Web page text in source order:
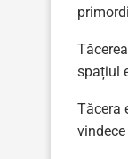
spațiul
Tăcera